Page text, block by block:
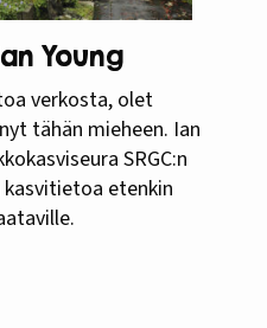
Young
verkosta, olet
tähän mieheen. Ian
SRGC:n
etenkin